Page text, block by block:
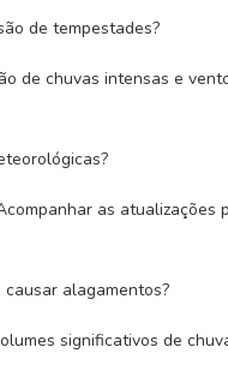
de tempestades?
de chuvas intensas e
as atualizações
alagamentos?
significativos de